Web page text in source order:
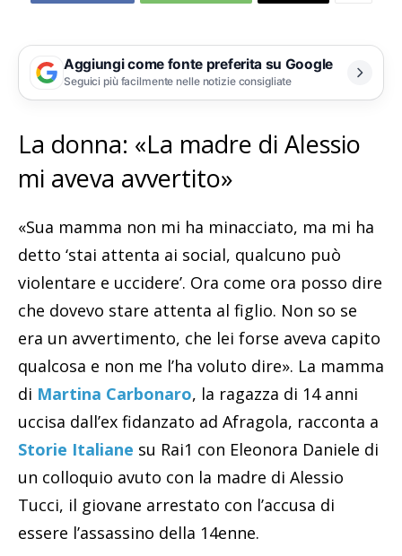
Aggiungi come fonte preferita su Google
Seguici più facilmente nelle notizie consigliate
La donna: «La madre di Alessio
mi aveva avvertito»
«Sua mamma non mi ha minacciato, ma mi ha
detto ‘stai attenta ai social, qualcuno può
violentare e uccidere’. Ora come ora posso dire
che dovevo stare attenta al figlio. Non so se
era un avvertimento, che lei forse aveva capito
qualcosa e non me l’ha voluto dire». La mamma
di Martina Carbonaro, la ragazza di 14 anni
uccisa dall’ex fidanzato ad Afragola, racconta a
Storie Italiane su Rai1 con Eleonora Daniele di
un colloquio avuto con la madre di Alessio
Tucci, il giovane arrestato con l’accusa di
essere l’assassino della 14enne.